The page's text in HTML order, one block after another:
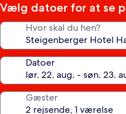
Vælg datoer for at se
Hvor skal du hen?
Datoer
Gæster